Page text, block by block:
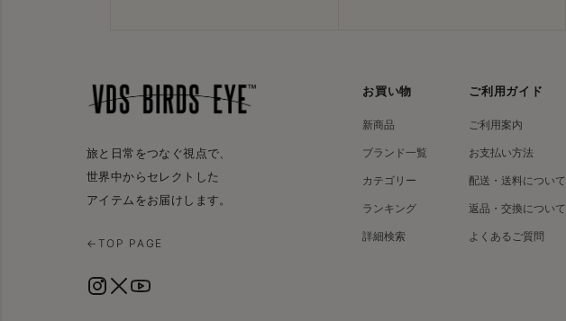
旅と日常をつなぐ視点で、
世界中からセレクトした
アイテムをお届けします。
← TOP PAGE
お買い物
新商品
ブランド一覧
カテゴリー
ランキング
詳細検索
ご利用ガイド
ご利用案内
お支払い方法
配送・送料について
返品・交換について
よくあるご質問